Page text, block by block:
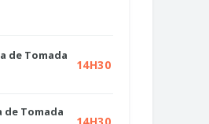
de Tomada
14H30
de Tomada